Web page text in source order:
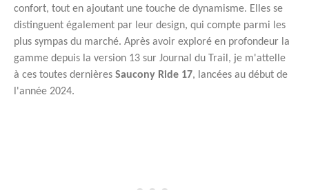
confort, tout en ajoutant une touche de dynamisme. Elles se
distinguent également par leur design, qui compte parmi les
plus sympas du marché. Après avoir exploré en profondeur la
gamme depuis la version 13 sur Journal du Trail, je m'attelle
à ces toutes dernières Saucony Ride 17, lancées au début de
l'année 2024.